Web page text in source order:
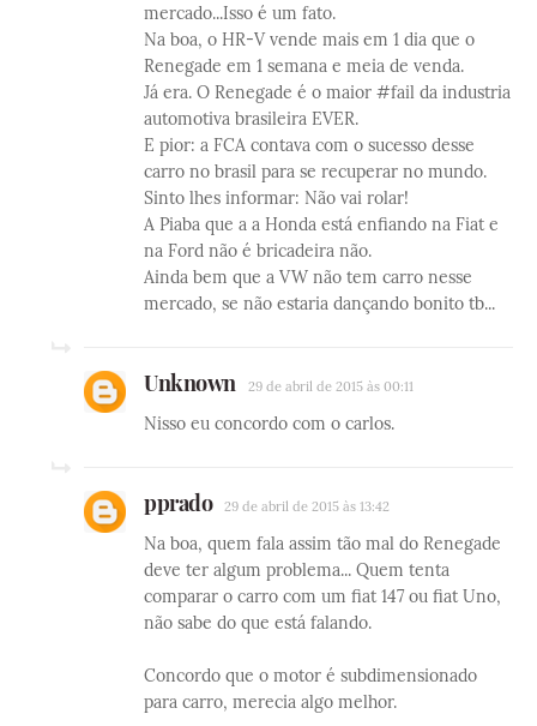
mercado...Isso é um fato.
Na boa, o HR-V vende mais em 1 dia que o
Renegade em 1 semana e meia de venda.
Já era. O Renegade é o maior #fail da industria
automotiva brasileira EVER.
E pior: a FCA contava com o sucesso desse
carro no brasil para se recuperar no mundo.
Sinto lhes informar: Não vai rolar!
A Piaba que a a Honda está enfiando na Fiat e
na Ford não é bricadeira não.
Ainda bem que a VW não tem carro nesse
mercado, se não estaria dançando bonito tb...
Unknown 29 de abril de 2015 às 00:11
Nisso eu concordo com o carlos.
pprado 29 de abril de 2015 às 13:42
Na boa, quem fala assim tão mal do Renegade
deve ter algum problema... Quem tenta
comparar o carro com um fiat 147 ou fiat Uno,
não sabe do que está falando.
Concordo que o motor é subdimensionado
para carro, merecia algo melhor.